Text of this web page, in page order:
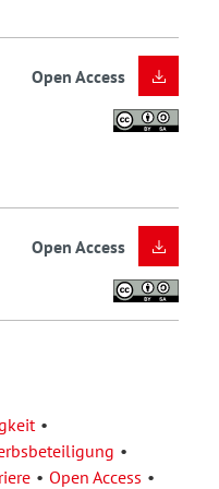
Open Access
Open Access
Open Access